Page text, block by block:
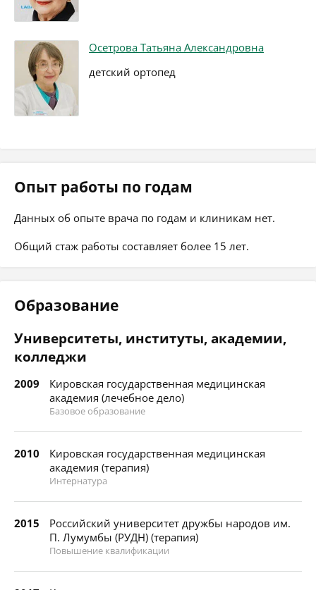
Осетрова Татьяна Александровна
детский ортопед
Опыт работы по годам
Данных об опыте врача по годам и клиникам нет.
Общий стаж работы составляет более 15 лет.
Образование
Университеты, институты, академии,
колледжи
2009
Кировская государственная медицинская
академия (лечебное дело)
Базовое образование
2010
Кировская государственная медицинская
академия (терапия)
Интернатура
2015
Российский университет дружбы народов им.
П. Лумумбы (РУДН) (терапия)
Повышение квалификации